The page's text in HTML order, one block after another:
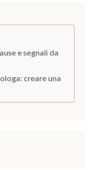
e segnali da
creare una